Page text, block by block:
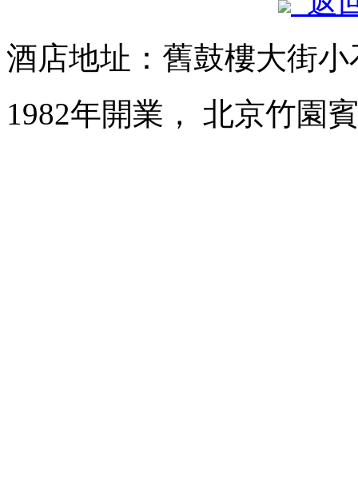
酒店地址：舊鼓樓大街
1982年開業， 北京竹